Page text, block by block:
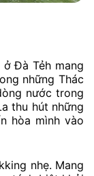
Đà Tẻh mang
những Thác
nước trong
thu hút những
hòa mình vào
nhẹ. Mang